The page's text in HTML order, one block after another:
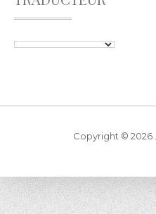
Copyright © 2026